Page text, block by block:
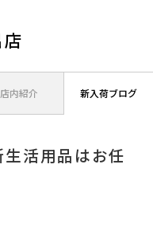
店内紹介 新入荷ブログ
活用品はお任